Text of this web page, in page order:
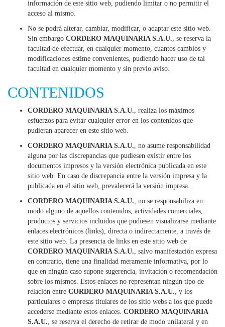
información de este sitio web, pudiendo limitar o no permitir el
acceso al mismo.
No se podrá alterar, cambiar, modificar, o adaptar este sitio web.
Sin embargo CORDERO MAQUINARIA S.A.U., se reserva la
facultad de efectuar, en cualquier momento, cuantos cambios y
modificaciones estime convenientes, pudiendo hacer uso de tal
facultad en cualquier momento y sin previo aviso.
CONTENIDOS
CORDERO MAQUINARIA S.A.U., realiza los máximos
esfuerzos para evitar cualquier error en los contenidos que
pudieran aparecer en este sitio web.
CORDERO MAQUINARIA S.A.U., no asume responsabilidad
alguna por las discrepancias que pudiesen existir entre los
documentos impresos y la versión electrónica publicada en este
sitio web. En caso de discrepancia entre la versión impresa y la
publicada en el sitio web, prevalecerá la versión impresa.
CORDERO MAQUINARIA S.A.U., no se responsabiliza en
modo alguno de aquellos contenidos, actividades comerciales,
productos y servicios incluidos que pudiesen visualizarse mediante
enlaces electrónicos (links), directa o indirectamente, a través de
este sitio web. La presencia de links en este sitio web de
CORDERO MAQUINARIA S.A.U., salvo manifestación expresa
en contrario, tiene una finalidad meramente informativa, por lo
que en ningún caso supone sugerencia, invitación o recomendación
sobre los mismos. Estos enlaces no representan ningún tipo de
relación entre CORDERO MAQUINARIA S.A.U., y los
particulares o empresas titulares de los sitio webs a los que puede
accederse mediante estos enlaces. CORDERO MAQUINARIA
S.A.U., se reserva el derecho de retirar de modo unilateral y en